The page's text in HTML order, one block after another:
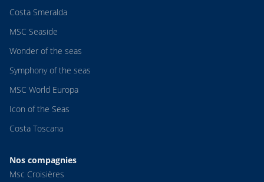
Costa Smeralda
MSC Seaside
Wonder of the seas
Symphony of the seas
MSC World Europa
Icon of the Seas
Costa Toscana
Nos compagnies
Msc Croisières